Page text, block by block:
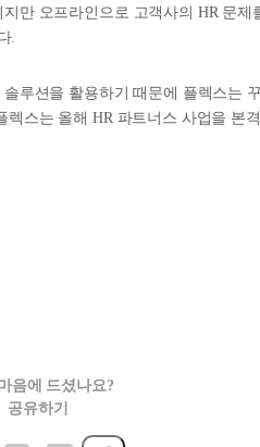
만 오프라인으로 고객사의 HR 문제
.
솔루션을 활용하기 때문에 플렉스는
렉스는 올해 HR 파트너스 사업을 본격
음에 드셨나요?
공유하기